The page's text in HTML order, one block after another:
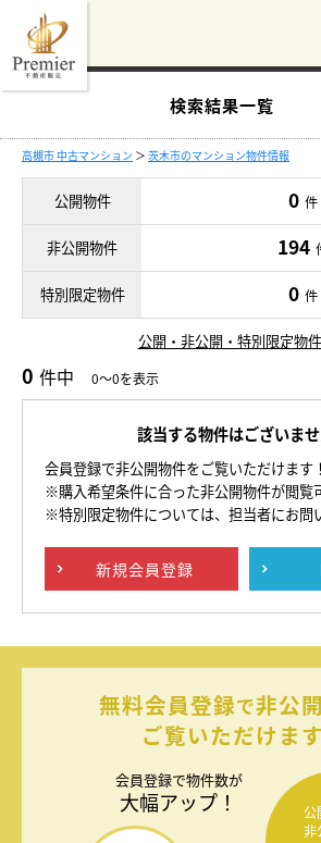
検索結果一覧
高槻市 中古マンション ＞ 茨木市のマンション物件情報
公開物件 0 件
非公開物件 194
特別限定物件 0 件
公開・非公開・特別限定物
0 件中 0～0を表示
該当する物件はございませ
会員登録で非公開物件をご覧いただけます！
※購入希望条件に合った非公開物件が閲覧
※特別限定物件については、担当者にお問
新規会員登録
無料会員登録で非公
ご覧いただけま
会員登録で物件数が
大幅アップ！
公
非